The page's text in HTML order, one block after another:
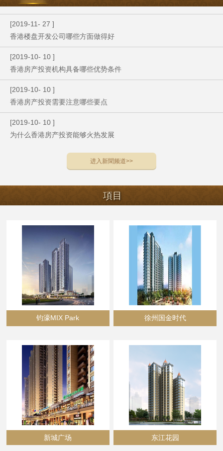
香港楼盘开发公司哪些方面做得好
[2019-11- 27 ]
香港房产投资机构具备哪些优势条件
[2019-10- 10 ]
香港房产投资需要注意哪些要点
[2019-10- 10 ]
为什么香港房产投资能够火热发展
[2019-10- 10 ]
进入 新聞频道>>
項目
钧濠MIX Park 徐州国金时代
新城广场 东江花园